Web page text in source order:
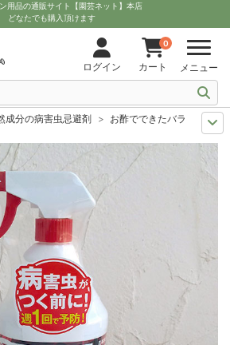
用品の通販サイト【園芸ネット】本店
どなたでも購入頂けます
ログイン
0
カート メニュー
成分の病害虫忌避剤
お酢でできたバラの病虫害
資材
お酢でできたバラの病虫害予防スプレー
資材
お酢でできたバラの病虫害予防スプレー
資材 お酢でできたバラの病虫害予防スプレー